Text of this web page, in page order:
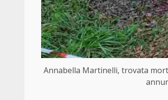
Annabella Martinelli, trovata